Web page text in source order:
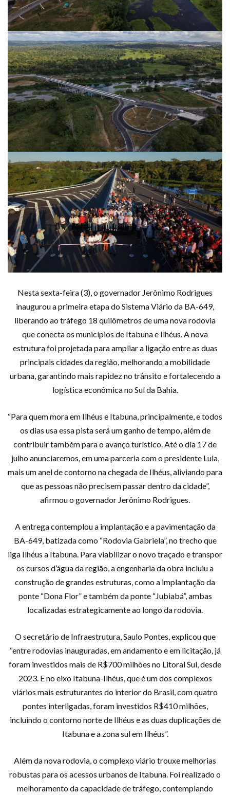
Nesta sexta-feira (3), o governador Jerônimo Rodrigues
inaugurou a primeira etapa do Sistema Viário da BA-649,
liberando ao tráfego 18 quilômetros de uma nova rodovia
que conecta os municípios de Itabuna e Ilhéus. A nova
estrutura foi projetada para ampliar a ligação entre as duas
principais cidades da região, melhorando a mobilidade
urbana, garantindo mais rapidez no trânsito e fortalecendo a
logística econômica no Sul da Bahia.
“Para quem mora em Ilhéus e Itabuna, principalmente, e todos
os dias usa essa pista será um ganho de tempo, além de
contribuir também para o avanço turístico. Até o dia 17 de
julho anunciaremos, em uma parceria com o presidente Lula,
mais um anel de contorno na chegada de Ilhéus, aliviando para
que as pessoas não precisem passar dentro da cidade”,
afirmou o governador Jerônimo Rodrigues.
A entrega contemplou a implantação e a pavimentação da
BA-649, batizada como “Rodovia Gabriela”, no trecho que
liga Ilhéus a Itabuna. Para viabilizar o novo traçado e transpor
os cursos d’água da região, a engenharia da obra incluiu a
construção de grandes estruturas, como a implantação da
ponte “Dona Flor” e também da ponte “Jubiabá”, ambas
localizadas estrategicamente ao longo da rodovia.
O secretário de Infraestrutura, Saulo Pontes, explicou que
“entre rodovias inauguradas, em andamento e em licitação, já
foram investidos mais de R$700 milhões no Litoral Sul, desde
2023. E no eixo Itabuna-Ilhéus, que é um dos complexos
viários mais estruturantes do interior do Brasil, com quatro
pontes interligadas, foram investidos R$410 milhões,
incluindo o contorno norte de Ilhéus e as duas duplicações de
Itabuna e a zona sul em Ilhéus”.
Além da nova rodovia, o complexo viário trouxe melhorias
robustas para os acessos urbanos de Itabuna. Foi realizado o
melhoramento da capacidade de tráfego, contemplando